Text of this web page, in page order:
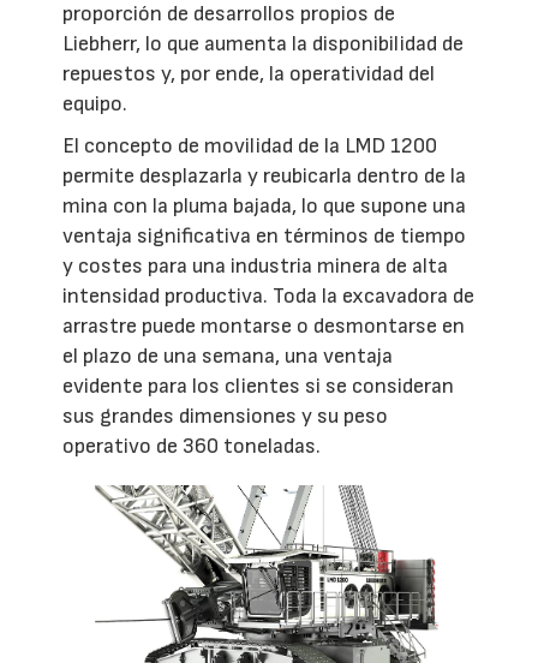
proporción de desarrollos propios de
Liebherr, lo que aumenta la disponibilidad de
repuestos y, por ende, la operatividad del
equipo.
El concepto de movilidad de la LMD 1200
permite desplazarla y reubicarla dentro de la
mina con la pluma bajada, lo que supone una
ventaja significativa en términos de tiempo
y costes para una industria minera de alta
intensidad productiva. Toda la excavadora de
arrastre puede montarse o desmontarse en
el plazo de una semana, una ventaja
evidente para los clientes si se consideran
sus grandes dimensiones y su peso
operativo de 360 toneladas.